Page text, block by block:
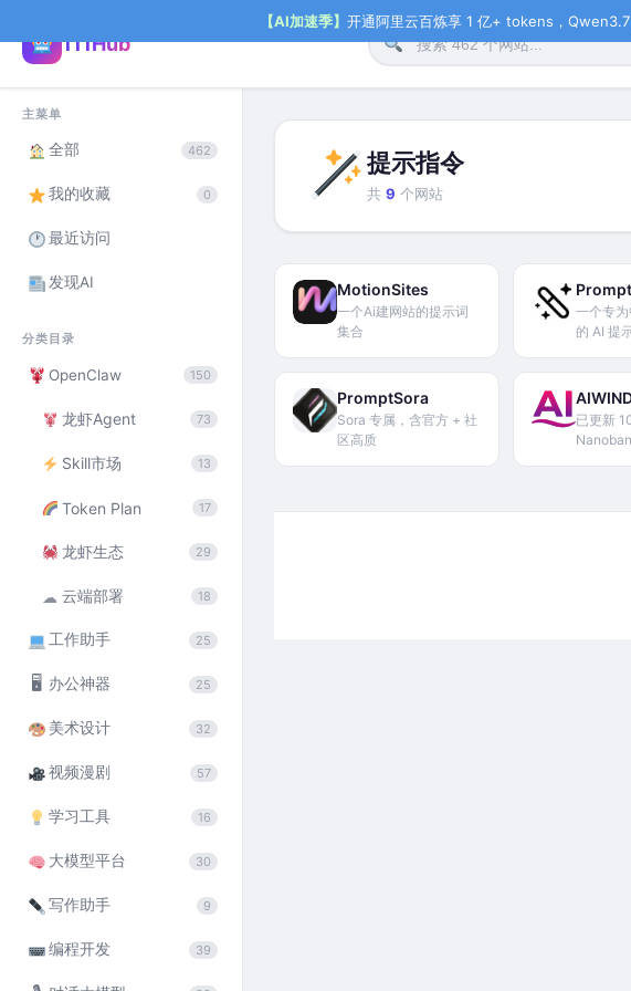
【AI加速季】 开通阿里云百炼享 1 亿+ tokens，
111Hub
主菜单
全部 462
我的收藏 0
最近访问
发现AI
分类目录
OpenClaw 150
龙虾Agent 73
Skill市场 13
Token Plan 17
龙虾生态 29
☁ 云端部署 18
工作助手 25
🖥 办公神器 25
美术设计 32
视频漫剧 57
学习工具 16
大模型平台 30
写作助手 9
编程开发 39
提示指令
共 9 个网站
MotionSites
一个Ai建网站的提示词
集合
一个专
的 AI 提
PromptSora
Sora 专属，含官方 + 社
区高质
已更新